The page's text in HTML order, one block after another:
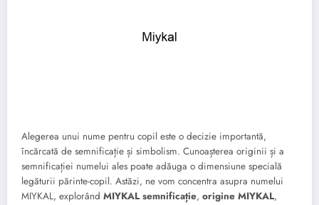
Alegerea unui nume pentru copil este o decizie importantă,
încărcată de semnificație și simbolism. Cunoașterea originii și a
semnificației numelui ales poate adăuga o dimensiune specială
legăturii părinte-copil. Astăzi, ne vom concentra asupra numelui
MIYKAL, explorând MIYKAL semnificație, origine MIYKAL,